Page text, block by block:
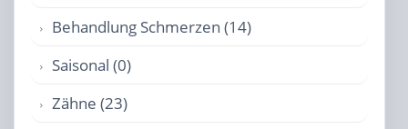
Behandlung Schmerzen (14)
Saisonal (0)
Zähne (23)